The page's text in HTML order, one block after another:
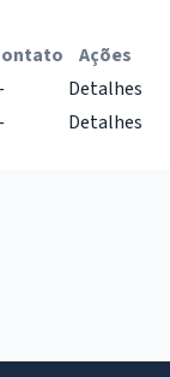
Ações
Detalhes
Detalhes